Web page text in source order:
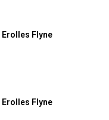
Erolles Flyne
Erolles Flyne